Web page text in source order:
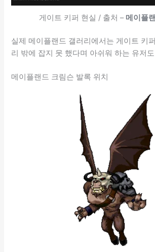
게이트 키퍼 현실 / 출처 – 메이플
실제 메이플랜드 갤러리에서는 게이트 키
리 밖에 잡지 못 했다며 아쉬워 하는 유저
메이플랜드 크림슨 발록 위치